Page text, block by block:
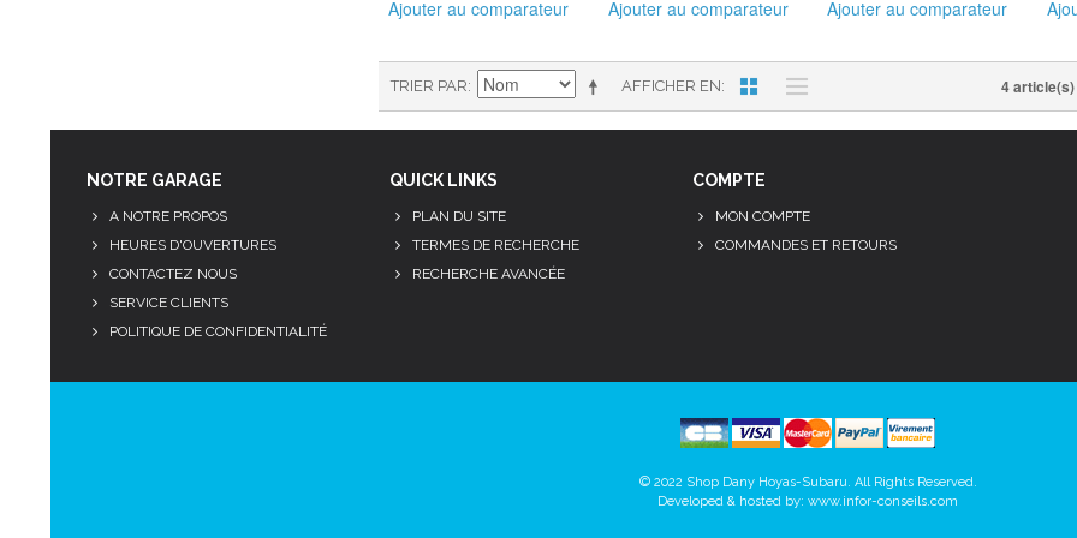
Ajouter au comparateur
Ajouter au comparateur
Ajouter au comparateur
AFFICHER EN
TRIER PAR 4 article(s)
NOTRE GARAGE
A NOTRE PROPOS
HEURES D'OUVERTURES
CONTACTEZ NOUS
SERVICE CLIENTS
POLITIQUE DE CONFIDENTIALITÉ
QUICK LINKS
PLAN DU SITE
TERMES DE RECHERCHE
RECHERCHE AVANCÉE
COMPTE
MON COMPTE
COMMANDES ET RETOURS
© 2022 Shop Dany Hoyas-Subaru. All Rights Reserved.
Developed & hosted by: www.infor-conseils.com